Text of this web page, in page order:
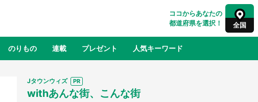
ココからあなたの
都道府県を選択！
全国
山形 福島
のりもの 連載 プレゼント 人気キーワード
ふるさと納税
Jタウンウィズ
withあんな街、こんな街